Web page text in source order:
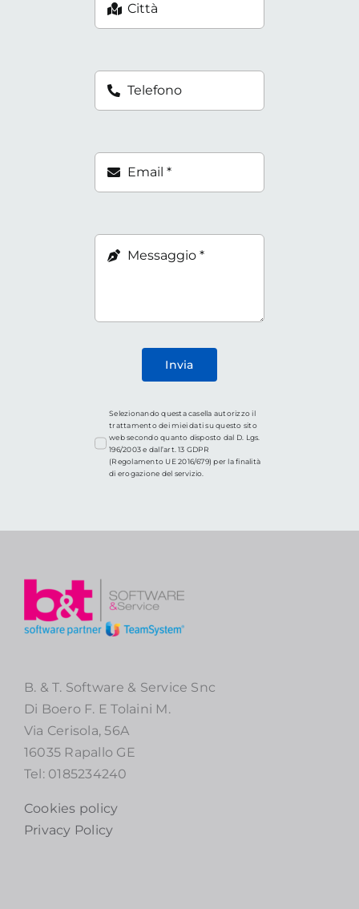
Invia
Selezionando questa casella autorizzo il
trattamento dei miei dati su questo sito
web secondo quanto disposto dal D. Lgs.
196/2003 e dall’art. 13 GDPR
(Regolamento UE 2016/679) per la finalità
di erogazione del servizio.
B. & T. Software & Service Snc
Di Boero F. E Tolaini M.
Via Cerisola, 56A
16035 Rapallo GE
Tel: 0185234240
Cookies policy
Privacy Policy